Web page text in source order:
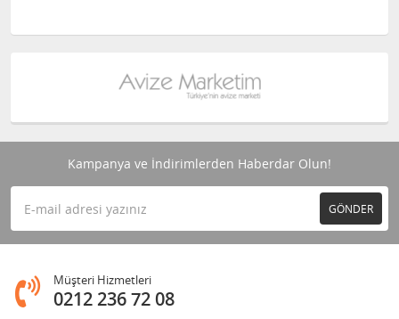
Kampanya ve İndirimlerden Haberdar Olun!
GÖNDER
Müşteri Hizmetleri
0212 236 72 08